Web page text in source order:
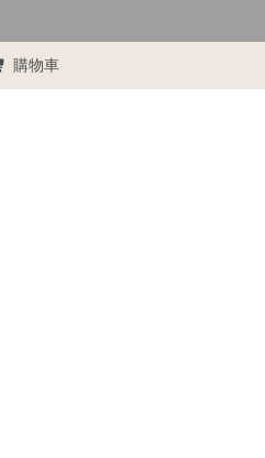
購物車